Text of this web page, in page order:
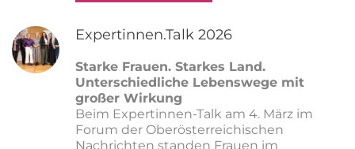
Expertinnen.Talk 2026
Starke Frauen. Starkes Land.
Unterschiedliche Lebenswege mit
großer Wirkung
Beim Expertinnen-Talk am 4. März im
Forum der Oberösterreichischen
Nachrichten standen Frauen im